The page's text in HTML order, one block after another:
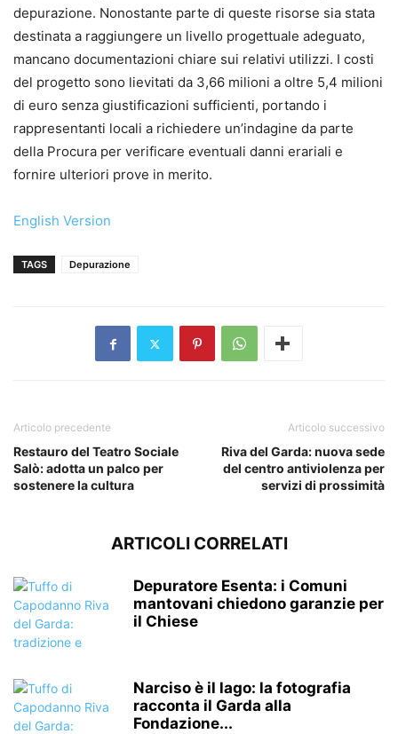
depurazione. Nonostante parte di queste risorse sia stata
destinata a raggiungere un livello progettuale adeguato,
mancano documentazioni chiare sui relativi utilizzi. I costi
del progetto sono lievitati da 3,66 milioni a oltre 5,4 milioni
di euro senza giustificazioni sufficienti, portando i
rappresentanti locali a richiedere un’indagine da parte
della Procura per verificare eventuali danni erariali e
fornire ulteriori prove in merito.
English Version
TAGS Depurazione
Articolo precedente
Restauro del Teatro Sociale
Salò: adotta un palco per
sostenere la cultura
Articolo successivo
Riva del Garda: nuova sede
del centro antiviolenza per
servizi di prossimità
ARTICOLI CORRELATI
Depuratore Esenta: i Comuni
mantovani chiedono garanzie per
il Chiese
Narciso è il lago: la fotografia
racconta il Garda alla
Fondazione...